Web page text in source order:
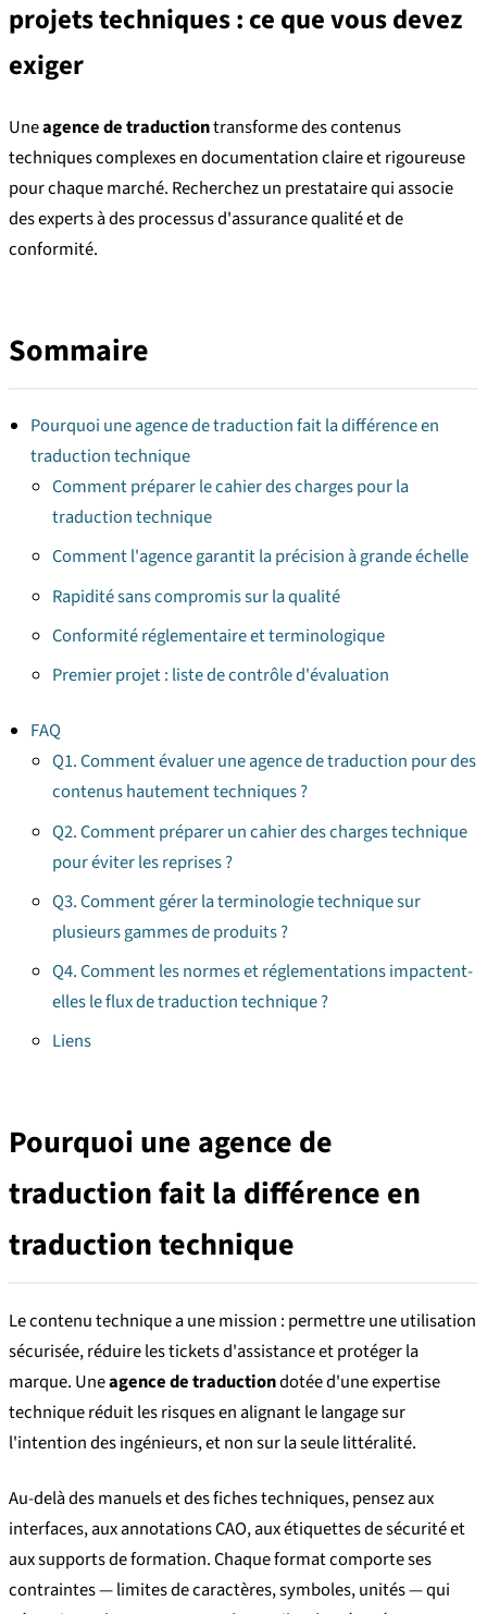
projets techniques : ce que vous devez
exiger
Uneagence de traductiontransforme des contenus
techniques complexes en documentation claire et rigoureuse
pour chaque marché. Recherchez un prestataire qui associe
des experts à des processus d'assurance qualité et de
conformité.
Sommaire
Pourquoi une agence de traduction fait la différence en
traduction technique
Comment préparer le cahier des charges pour la
traduction technique
Comment l'agence garantit la précision à grande échelle
Rapidité sans compromis sur la qualité
Conformité réglementaire et terminologique
Premier projet : liste de contrôle d'évaluation
FAQ
Q1. Comment évaluer une agence de traduction pour des
contenus hautement techniques ?
Q2. Comment préparer un cahier des charges technique
pour éviter les reprises ?
Q3. Comment gérer la terminologie technique sur
plusieurs gammes de produits ?
Q4. Comment les normes et réglementations impactent-
elles le flux de traduction technique ?
Liens
Pourquoi une agence de
traduction fait la différence en
traduction technique
Le contenu technique a une mission : permettre une utilisation
sécurisée, réduire les tickets d'assistance et protéger la
marque. Uneagence de traductiondotée d'une expertise
technique réduit les risques en alignant le langage sur
l'intention des ingénieurs, et non sur la seule littéralité.
Au-delà des manuels et des fiches techniques, pensez aux
interfaces, aux annotations CAO, aux étiquettes de sécurité et
aux supports de formation. Chaque format comporte ses
contraintes — limites de caractères, symboles, unités — qui